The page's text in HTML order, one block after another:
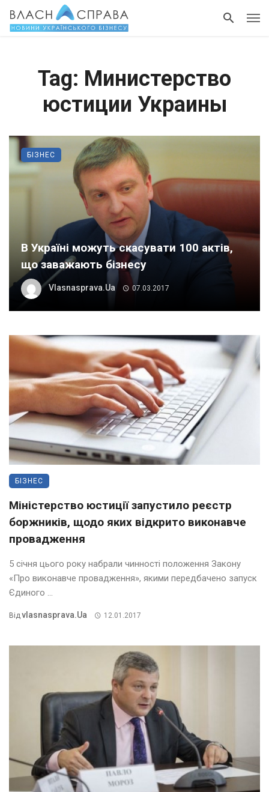
Tag: Министерство
юстиции Украины
В Україні можуть скасувати 100 актів,
що заважають бізнесу
Vlasnasprava.ua 07.03.2017
БІЗНЕС
БІЗНЕС
Міністерство юстиції запустило реєстр
боржників, щодо яких відкрито виконавче
провадження
5 січня цього року набрали чинності положення Закону
«Про виконавче провадження», якими передбачено запуск
Єдиного ...
ВідVlasnasprava.ua 12.01.2017